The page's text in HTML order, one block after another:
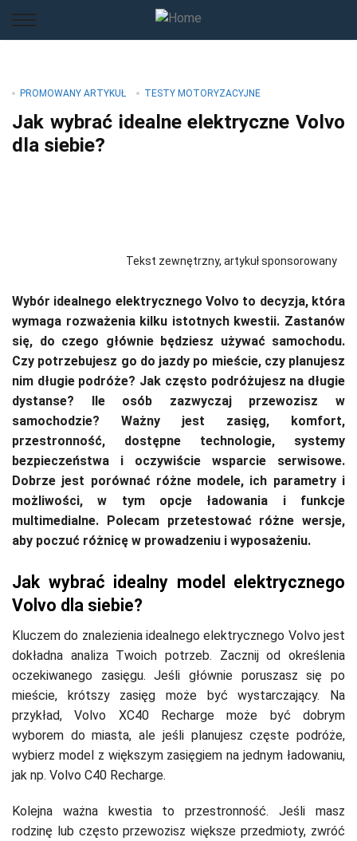
PROMOWANY ARTYKUŁ TESTY MOTORYZACYJNE
Jak wybrać idealne elektryczne Volvo
dla siebie?
Tekst zewnętrzny, artykuł sponsorowany
Wybór idealnego elektrycznego Volvo to decyzja, która
wymaga rozważenia kilku istotnych kwestii. Zastanów
się, do czego głównie będziesz używać samochodu.
Czy potrzebujesz go do jazdy po mieście, czy planujesz
nim długie podróże? Jak często podróżujesz na długie
dystanse? Ile osób zazwyczaj przewozisz w
samochodzie? Ważny jest zasięg, komfort,
przestronność, dostępne technologie, systemy
bezpieczeństwa i oczywiście wsparcie serwisowe.
Dobrze jest porównać różne modele, ich parametry i
możliwości, w tym opcje ładowania i funkcje
multimedialne. Polecam przetestować różne wersje,
aby poczuć różnicę w prowadzeniu i wyposażeniu.
Jak wybrać idealny model elektrycznego
Volvo dla siebie?
Kluczem do znalezienia idealnego elektrycznego Volvo jest
dokładna analiza Twoich potrzeb. Zacznij od określenia
oczekiwanego zasięgu. Jeśli głównie poruszasz się po
mieście, krótszy zasięg może być wystarczający. Na
przykład, Volvo XC40 Recharge może być dobrym
wyborem do miasta, ale jeśli planujesz częste podróże,
wybierz model z większym zasięgiem na jednym ładowaniu,
jak np. Volvo C40 Recharge.
Kolejna ważna kwestia to przestronność. Jeśli masz
rodzinę lub często przewozisz większe przedmioty, zwróć